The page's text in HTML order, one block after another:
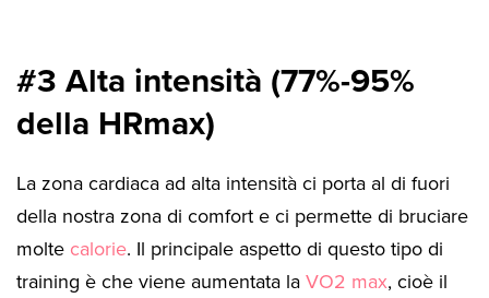
#3 Alta intensità (77%-95%
della HRmax)
La zona cardiaca ad alta intensità ci porta al di fuori
della nostra zona di comfort e ci permette di bruciare
molte calorie. Il principale aspetto di questo tipo di
training è che viene aumentata laVO2 max, cioè il